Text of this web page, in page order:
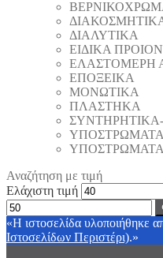
ΔΙΑΛΥΤΙΚΑ
ΕΙΔΙΚΑ
ΕΛΑΣΤΟΜΕΡΗ
ΕΠΟΞΕΙΚΑ
ΜΟΝΩΤΙΚΑ
ΠΛΑΣΤΗΚΑ
ΥΠΟΣΤΡΩΜΑΤΑ
Αναζήτηση με τιμή
Ελάχιστη τιμή
«Η ιστοσελίδα υλοποιήθηκε
Ιστοσελίδων Περιστέρι).»